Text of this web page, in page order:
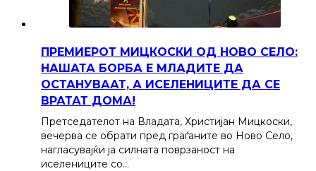
ПРЕМИЕРОТ МИЦКОСКИ ОД НОВО СЕЛО:
НАШАТА БОРБА Е МЛАДИТЕ ДА
ОСТАНУВААТ, А ИСЕЛЕНИЦИТЕ ДА СЕ
ВРАТАТ ДОМА!
Претседателот на Владата, Христијан Мицкоски,
вечерва се обрати пред граѓаните во Ново Село,
нагласувајќи ја силната поврзаност на
иселениците со…